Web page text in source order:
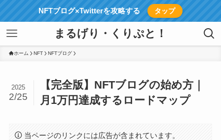
NFTブログ×Twitterを攻略する タップ
まるげり・くりぷと！
ホーム NFT NFTブログ
【完全版】NFTブログの始め方｜
月1万円達成するロードマップ
2025
2/25
当ページのリンクには広告が含まれています。